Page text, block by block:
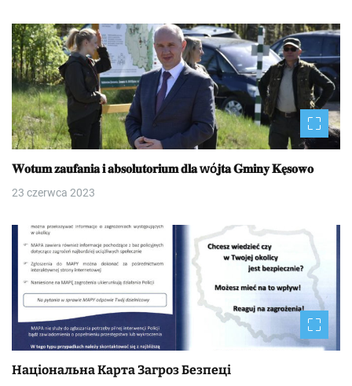
𝐖𝐨𝐭𝐮𝐦 𝐳𝐚𝐮𝐟𝐚𝐧𝐢𝐚 𝐢 𝐚𝐛𝐬𝐨𝐥𝐮𝐭𝐨𝐫𝐢𝐮𝐦 𝐝𝐥𝐚 wó𝐣𝐭𝐚 𝐆𝐦𝐢𝐧𝐲 𝐊𝐞̨𝐬𝐨𝐰𝐨
23 czerwca 2023
Національна Kapтa Загроз Безпеці